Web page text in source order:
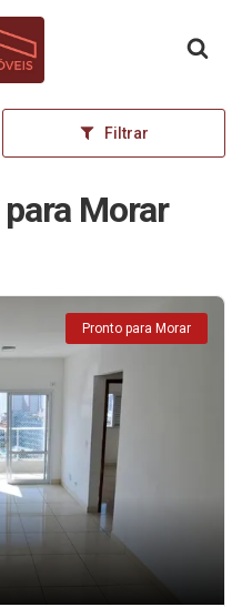
inicial
Filtrar
Morar
Pronto para Morar